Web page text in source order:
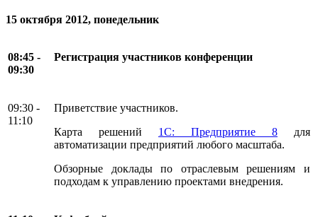
15 октября 2012, понедельник
08:45 -
09:30
Регистрация участников конференции
09:30 -
11:10
Приветствие участников.
Карта решений 1С: Предприятие 8 для
автоматизации предприятий любого масштаба.
Обзорные доклады по отраслевым решениям и
подходам к управлению проектами внедрения.